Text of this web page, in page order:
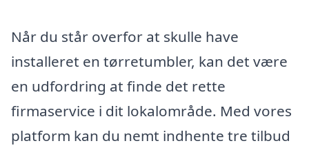
Når du står overfor at skulle have
installeret en tørretumbler, kan det være
en udfordring at finde det rette
firmaservice i dit lokalområde. Med vores
platform kan du nemt indhente tre tilbud